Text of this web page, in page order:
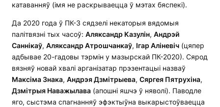
катаванняў (імя не раскрываецца ў мэтах бяспекі).
Да 2020 года ў ПК-3 сядзелі некаторыя вядомыя
палітвязні тых часоў: Аляксандр Казулін, Андрэй
Саннікаў, Аляксандр Атрошчанкаў, Ігар Аліневіч (цяпер
адбывае 20-гадовы тэрмін у мазырскай ПК-2020). Сярод
вязняў новай хвалі арганізатар прэзентацыі назваў
Максіма Знака, Андрэя Дзмітрыева, Сяргея Пятрухіна,
Дзмітрыя Наважылава (апошні яшчэ ў няволі). Паводле
яго, сыстэма спагнанняў эфэктыўна выкарыстоўваецца